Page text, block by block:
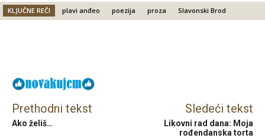
KLJUČNE REČI plavi anđeo poezija proza Slavonski Brod
Prethodni tekst
Ako želiš…
Sledeći tekst
Likovni rad dana: Moja
rođendanska torta